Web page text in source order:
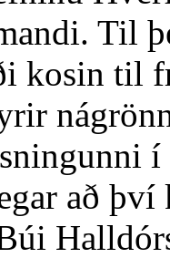
Til
kosin til
að